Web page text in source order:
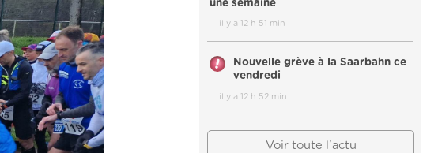
une semaine
il y a 12 h 51 min
Nouvelle grève à la Saarbahn ce
vendredi
il y a 12 h 52 min
Voir toute l'actu